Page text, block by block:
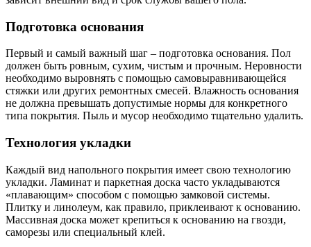
Подготовка основания
Первый и самый важный шаг – подготовка основания. Пол
должен быть ровным, сухим, чистым и прочным. Неровности
необходимо выровнять с помощью самовыравнивающейся
стяжки или других ремонтных смесей. Влажность основания
не должна превышать допустимые нормы для конкретного
типа покрытия. Пыль и мусор необходимо тщательно удалить.
Технология укладки
Каждый вид напольного покрытия имеет свою технологию
укладки. Ламинат и паркетная доска часто укладываются
«плавающим» способом с помощью замковой системы.
Плитку и линолеум, как правило, приклеивают к основанию.
Массивная доска может крепиться к основанию на гвозди,
саморезы или специальный клей.